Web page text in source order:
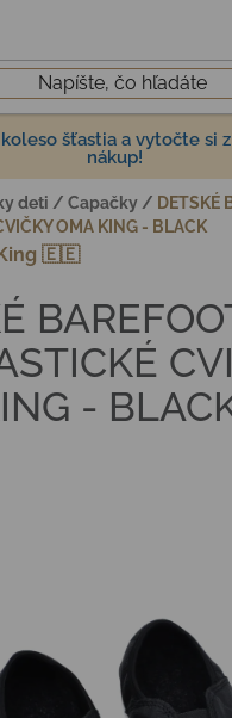
šťastia a vytočte si
nákup!
deti / Capačky / DETSKÉ
OMA KING - BLACK
-
🇪🇪